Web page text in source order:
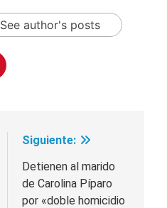
See author's posts
Siguiente:
Detienen al marido
de Carolina Píparo
por «doble homicidio